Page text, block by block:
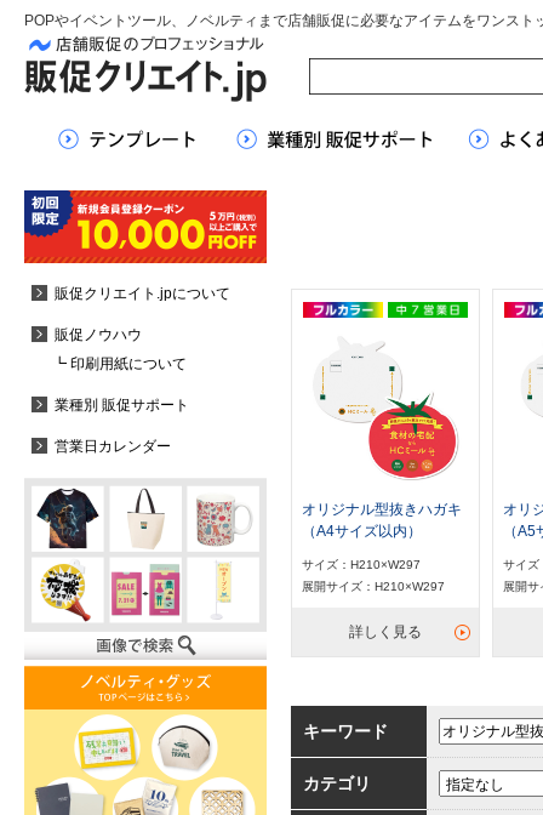
POPやイベントツール、ノベルティまで店舗販促に必要なアイテムをワンスト
オリジナル型抜きハガキ
（A4サイズ以内）
サイズ：H210×W297
展開サイズ：H210×W297
詳しく見る
オリ
（
サイズ
展開
キーワード
カテゴリ
販促クリエイト.jpについて
販促ノウハウ
┗ 印刷用紙について
業種別 販促サポート
営業日カレンダー